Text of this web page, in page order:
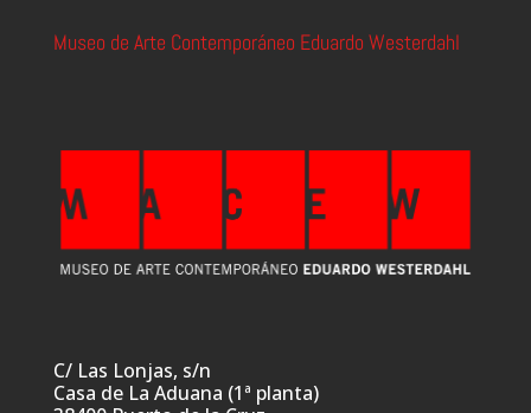
Museo de Arte Contemporáneo Eduardo Westerdahl
C/ Las Lonjas, s/n
Casa de La Aduana (1ª planta)